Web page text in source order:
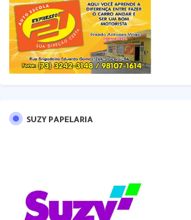
SUZY PAPELARIA